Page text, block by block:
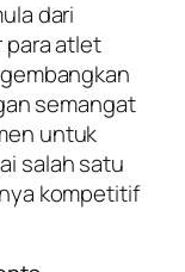
dari
para atlet
semangat
untuk
salah satu
kompetitif